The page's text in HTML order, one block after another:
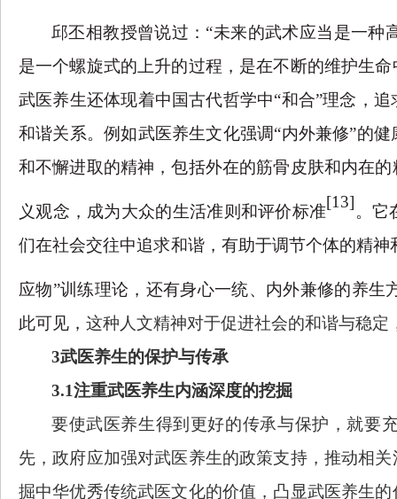
邱丕相教授曾说过： “未来的武术应当是一种
是一个螺旋式的上升的过程，是在不断的维护生
武医养生还体现着中国古代哲学中“和合”理念，
和谐关系。例如武医养生文化强调“内外兼修”的
和不懈进取的精神，包括外在的筋骨皮肤和内在
义观念，成为大众的生活准则和评价标准
[13]
。它
们在社会交往中追求和谐，有助于调节个体的精
应物”训练理论，还有身心一统、内外兼修的养生
此可见， 这种人文精神对于促进社会的和谐与稳
3武医养生的保护与传承
3.1注重武医养生内涵深度的挖掘
要使武医养生得到更好的传承与保护，就要
先，政府应加强对武医养生的政策支持，推动相
掘中华优秀传统武医文化的价值，凸显武医养生